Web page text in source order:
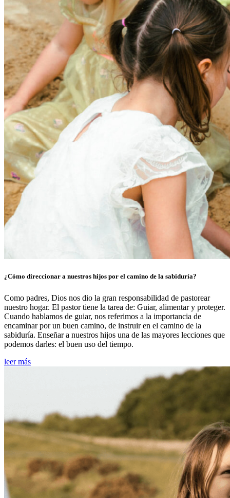
¿Cómo direccionar a nuestros hijos por el camino de la sabiduría?
Como padres, Dios nos dio la gran responsabilidad de pastorear
nuestro hogar. El pastor tiene la tarea de: Guiar, alimentar y proteger.
Cuando hablamos de guiar, nos referimos a la importancia de
encaminar por un buen camino, de instruir en el camino de la
sabiduría. Enseñar a nuestros hijos una de las mayores lecciones que
podemos darles: el buen uso del tiempo.
leer más